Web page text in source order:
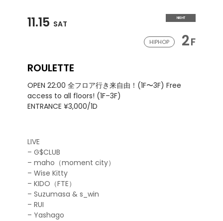
11.15 SAT
NIGHT
HIPHOP 2F
ROULETTE
OPEN 22:00 全フロア行き来自由！(1F〜3F) Free
access to all floors! (1F–3F)
ENTRANCE ¥3,000/1D
LIVE
– G$CLUB
– maho（moment city）
– Wise Kitty
– KIDO（FTE）
– Suzumasa & s_win
– RUI
– Yashago